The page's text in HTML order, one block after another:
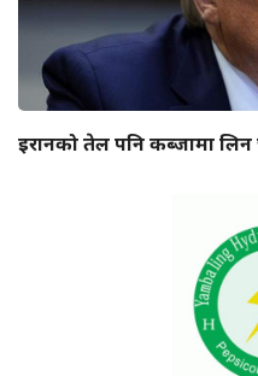
इरानको तेल पनि कब्जामा लिन